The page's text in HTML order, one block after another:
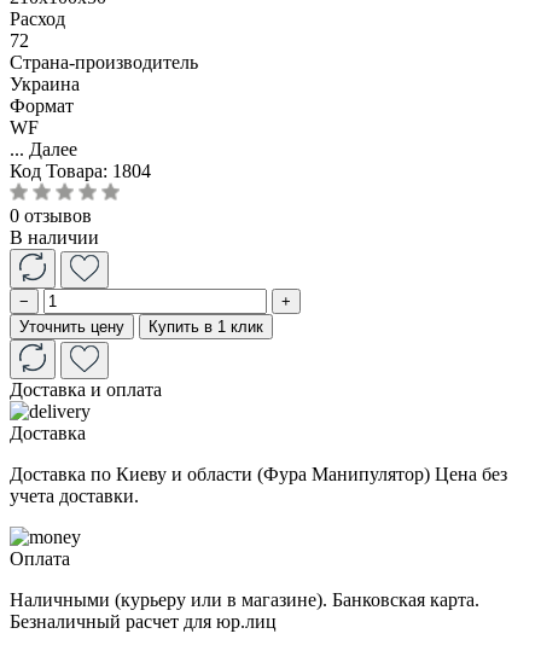
Расход
72
Страна-производитель
Украина
Формат
WF
... Далее
Код Товара: 1804
0 отзывов
В наличии
−
+
Уточнить цену
Купить в 1 клик
Доставка и оплата
Доставка
Доставка по Киеву и области (Фура Манипулятор) Цена без
учета доставки.
Оплата
Наличными (курьеру или в магазине). Банковская карта.
Безналичный расчет для юр.лиц